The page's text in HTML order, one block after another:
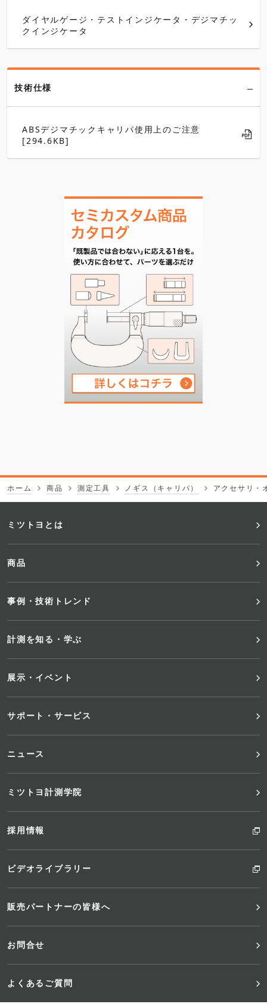
ダイヤルゲージ・テストインジケータ・デジマチッ
クインジケータ
技術仕様
ABSデジマチックキャリパ使用上のご注意
[294.6KB]
ホーム 商品 測定工具 ノギス（キャリパ） アクセサリ・
フ
ッ
タ
ー
メ
ュ
ー
ミツトヨとは
商品
事例・技術トレンド
計測を知る・学ぶ
展示・イベント
サポート・サービス
ニュース
ミツトヨ計測学院
採用情報
ビデオライブラリー
販売パートナーの皆様へ
お問合せ
よくあるご質問